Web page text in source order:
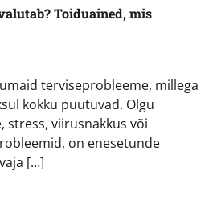
Toiduained, mis
terviseprobleeme, millega
kokku puutuvad. Olgu
stress, viirusnakkus või
on enesetunde
[…]